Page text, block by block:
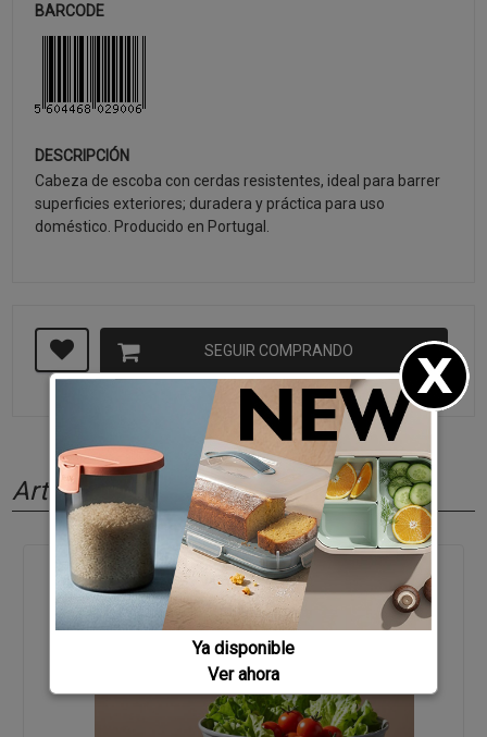
BARCODE
DESCRIPCIÓN
Cabeza de escoba con cerdas resistentes, ideal para barrer
superficies exteriores; duradera y práctica para uso
doméstico. Producido en Portugal.
SEGUIR COMPRANDO
Artículos relacionados
Ya disponible
Ver ahora